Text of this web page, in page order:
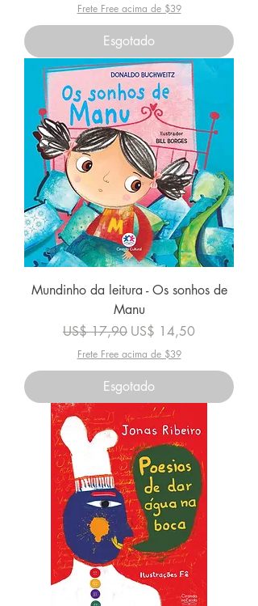
Frete Free acima de $39
Esgotado
Mundinho da leitura - Os sonhos de
Manu
Preço normal
US$ 17,90 Preço promocional
US$ 14,50
Frete Free acima de $39
Esgotado